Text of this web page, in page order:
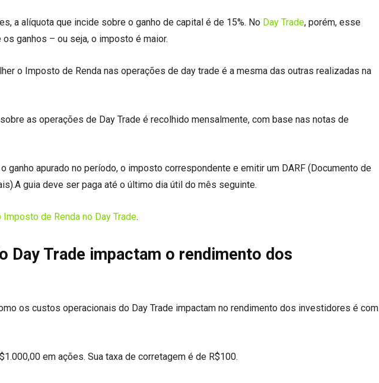
a alíquota que incide sobre o ganho de capital é de 15%. No Day Trade, porém, esse
ganhos – ou seja, o imposto é maior.
o Imposto de Renda nas operações de day trade é a mesma das outras realizadas na
as operações de Day Trade é recolhido mensalmente, com base nas notas de
ganho apurado no período, o imposto correspondente e emitir um DARF (Documento de
guia deve ser paga até o último dia útil do mês seguinte.
Imposto de Renda no Day Trade.
Day Trade impactam o rendimento dos
os custos operacionais do Day Trade impactam no rendimento dos investidores é com
em ações. Sua taxa de corretagem é de R$100.